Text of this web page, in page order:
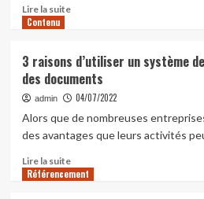
site
web
Lire la suiteEn
Comment
mesurer
l’efficacité
de
stratégie
visibilité
Contenu
3 raisons d’utiliser un système
des documents
admin 04/07/2022
Alors que de nombreuses
des avantages que leurs activités
Lire la suiteEn
savoir
Référencement